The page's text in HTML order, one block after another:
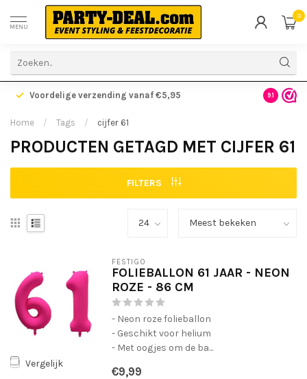
MENU
0
Voordelige verzending vanaf €5,95 Gratis
9.1
Home / Tags / cijfer 61
PRODUCTEN GETAGD MET CIJFER 61
FILTERS
Vergelijk
FESTIGO
FOLIEBALLON 61 JAAR - NEON
ROZE - 86 CM
- Neon roze folieballon
- Geschikt voor helium
- Met oogjes om de ba...
€9,99